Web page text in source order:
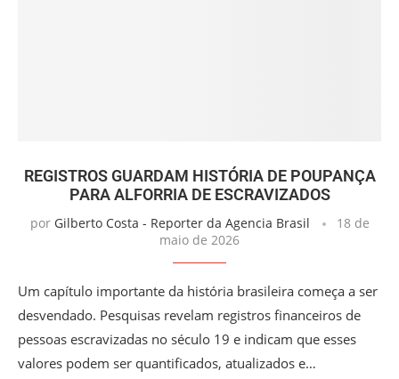
REGISTROS GUARDAM HISTÓRIA DE POUPANÇA
PARA ALFORRIA DE ESCRAVIZADOS
por Gilberto Costa - Reporter da Agencia Brasil
18 de
maio de 2026
Um capítulo importante da história brasileira começa a ser
desvendado. Pesquisas revelam registros financeiros de
pessoas escravizadas no século 19 e indicam que esses
valores podem ser quantificados, atualizados e…